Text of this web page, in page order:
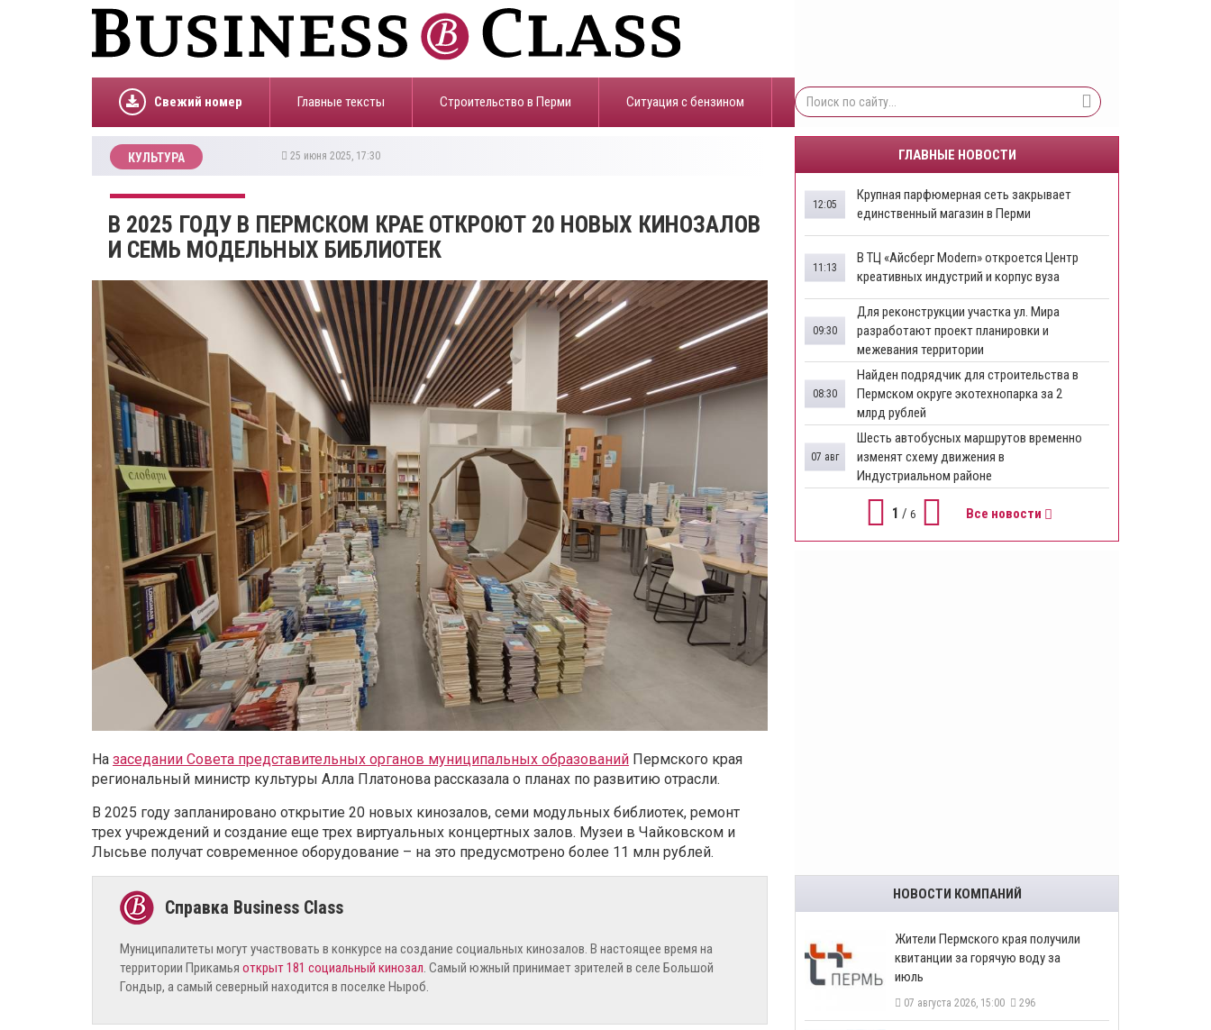
Свежий номер Главные тексты Строительство в Перми ​Ситуация с бензином
КУЛЬТУРА 25 июня 2025, 17:30
В 2025 ГОДУ В ПЕРМСКОМ КРАЕ ОТКРОЮТ 20 НОВЫХ КИНОЗАЛОВ
И СЕМЬ МОДЕЛЬНЫХ БИБЛИОТЕК
На заседании Совета представительных органов муниципальных образований Пермского края
региональный министр культуры Алла Платонова рассказала о планах по развитию отрасли.
В 2025 году запланировано открытие 20 новых кинозалов, семи модульных библиотек, ремонт
трех учреждений и создание еще трех виртуальных концертных залов. Музеи в Чайковском и
Лысьве получат современное оборудование – на это предусмотрено более 11 млн рублей.
Муниципалитеты могут участвовать в конкурсе на создание социальных кинозалов. В настоящее время на
территории Прикамья открыт 181 социальный кинозал. Самый южный принимает зрителей в селе Большой
Гондыр, а самый северный находится в поселке Ныроб.
ГЛАВНЫЕ НОВОСТИ
​Крупная парфюмерная сеть закрывает
единственный магазин в Перми
12:05
​В ТЦ «Айсберг Modern» откроется Центр
креативных индустрий и корпус вуза
11:13
Для реконструкции участка ул. Мира
разработают проект планировки и
межевания территории
09:30
Найден подрядчик для строительства в
Пермском округе экотехнопарка за 2
млрд рублей
08:30
Шесть автобусных маршрутов временно
изменят схему движения в
Индустриальном районе
07 авг
1 / 6 Все новости
НОВОСТИ КОМПАНИЙ
​Жители Пермского края получили
квитанции за горячую воду за
июль
07 августа 2026, 15:00 296